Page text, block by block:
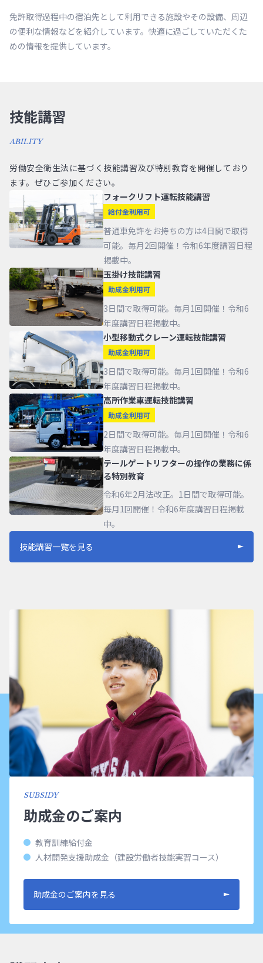
免許取得過程中の宿泊先として利用できる施設やその設備、周辺
の便利な情報などを紹介しています。快適に過ごしていただくた
めの情報を提供しています。
技能講習
ABILITY
労働安全衛生法に基づく技能講習及び特別教育を開催しており
ます。ぜひご参加ください。
フォークリフト運転技能講習
給付金利用可
普通車免許をお持ちの方は4日間で取得
可能。毎月2回開催！令和6年度講習日程
掲載中。
⽟掛け技能講習
助成金利用可
3日間で取得可能。毎月1回開催！令和6
年度講習日程掲載中。
⼩型移動式クレーン運転技能講習
助成金利用可
3日間で取得可能。毎月1回開催！令和6
年度講習日程掲載中。
⾼所作業⾞運転技能講習
助成金利用可
2日間で取得可能。毎月1回開催！令和6
年度講習日程掲載中。
テールゲートリフターの操作の業務に係
る特別教育
令和6年2月法改正。1日間で取得可能。
毎月1回開催！令和6年度講習日程掲載
中。
技能講習一覧を見る
SUBSIDY
助成金のご案内
教育訓練給付金
人材開発支援助成金（建設労働者技能実習コース）
助成金のご案内を見る